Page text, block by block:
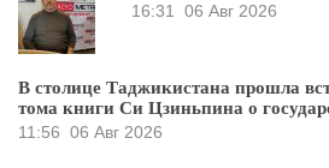
16:31
06 Авг 2026
В столице Таджикистана прошла
тома книги Си Цзиньпина о
11:56 06 Авг 2026